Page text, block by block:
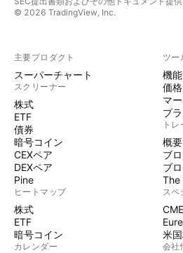
© 2026 TradingView, Inc.
主要プロダクト
スーパーチャート
スクリーナー
株式
ETF
債券
暗号コイン
CEXペア
DEXペア
Pine
ヒートマップ
株式
ETF
暗号コイン
カレンダー
ツー
機能
価格
マ
プ
ト
概要
ブ
ブ
The
スペ
米
会社